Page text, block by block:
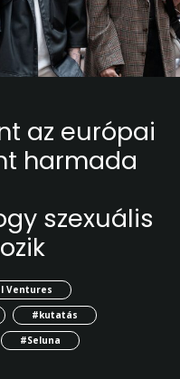
az európai
harmada
szexuális
Ventures
#kutatás
#Seluna